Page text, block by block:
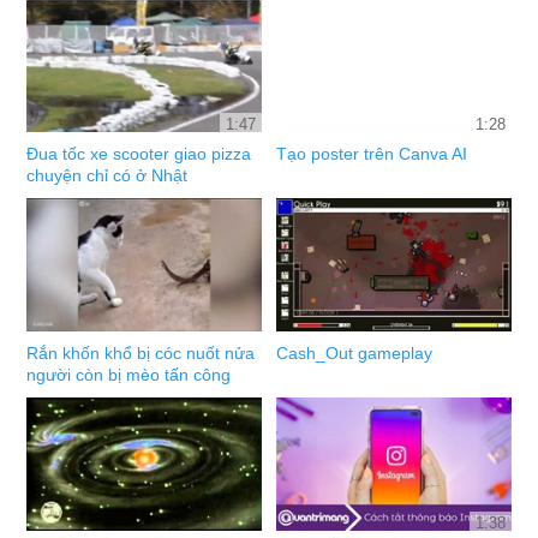
1:47
Đua tốc xe scooter giao pizza
chuyện chỉ có ở Nhật
1:28
Tạo poster trên Canva AI
Rắn khốn khổ bị cóc nuốt nửa
người còn bị mèo tấn công
Cash_Out gameplay
1:38